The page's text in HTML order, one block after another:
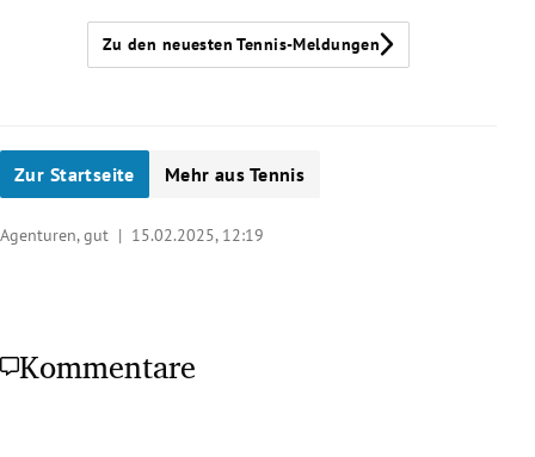
Zu den neuesten Tennis-Meldungen
Zur Startseite Mehr aus Tennis
Agenturen, gut | 15.02.2025, 12:19
Kommentare